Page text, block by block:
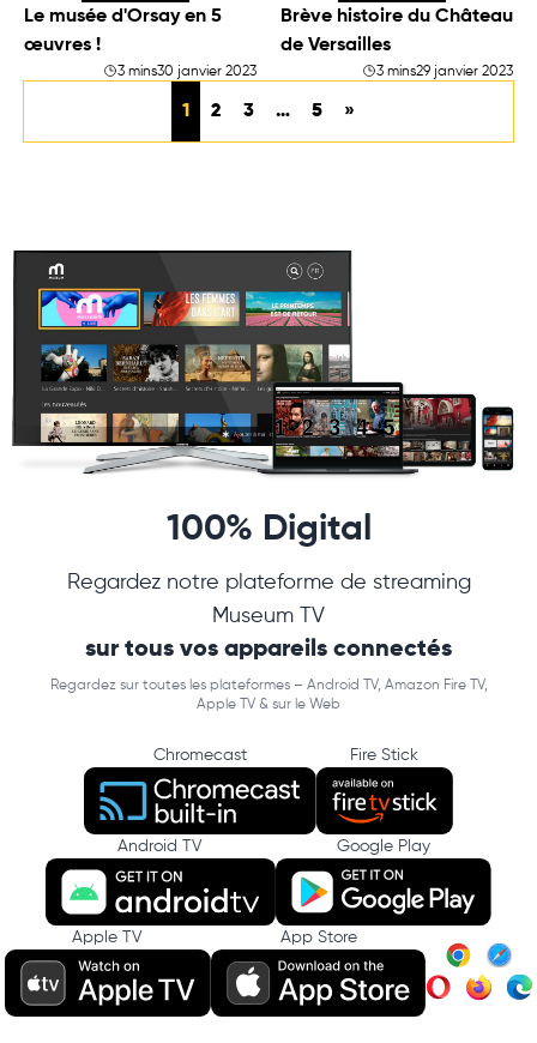
Le musée d'Orsay en 5
œuvres !
3 mins30 janvier 2023
Brève histoire du Château
de Versailles
3 mins29 janvier 2023
1 2 3 … 5 »
100% Digital
Regardez notre plateforme de streaming
Museum TV
sur tous vos appareils connectés
Regardez sur toutes les plateformes – Android TV, Amazon Fire TV,
Apple TV & sur le Web
Chromecast Fire Stick
Android TV Google Play
Apple TV App Store